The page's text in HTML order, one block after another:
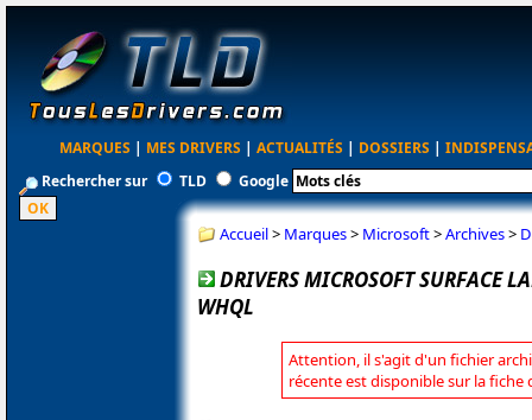
MARQUES | MES DRIVERS | ACTUALITÉS | DOSSIERS |
Rechercher sur
TLD Google
Accueil> Marques> Microsoft>Archives>
DRIVERS MICROSOFT SURFACE
WHQL
Attention, il s'agit d'un fichier
récente est disponible sur la